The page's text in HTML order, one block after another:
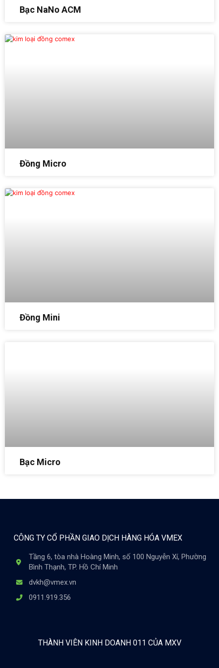
Bạc NaNo ACM
Đồng Micro
Đồng Mini
Bạc Micro
CÔNG TY CỔ PHẦN GIAO DỊCH HÀNG HÓA VMEX
Tầng 6, tòa nhà Hoàng Minh, số 100 Nguyễn Xí, Phường
Bình Thạnh, TP. Hồ Chí Minh
dvkh@vmex.vn
0911.919.356
THÀNH VIÊN KINH DOANH 011 CỦA MXV